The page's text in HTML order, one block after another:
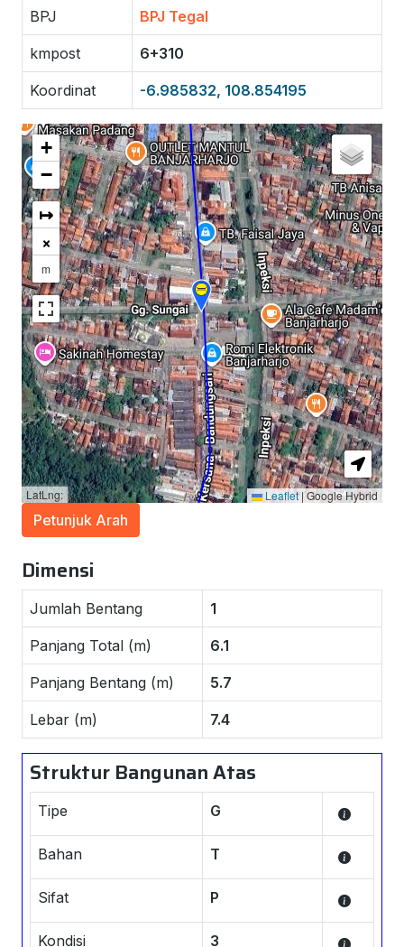
BPJ BPJ Tegal
kmpost 6+310
Koordinat -6.985832, 108.854195
+
−
↦
×
m
LatLng: Leaflet |Google Hybrid
Petunjuk Arah
Dimensi
Jumlah Bentang 1
Panjang Total (m) 6.1
Panjang Bentang (m) 5.7
Lebar (m) 7.4
Struktur Bangunan Atas
Tipe G
Bahan T
Sifat P
Kondisi 3